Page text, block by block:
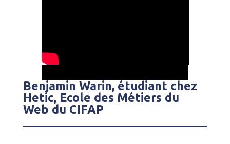
Benjamin Warin, étudiant chez
Hetic, Ecole des Métiers du
Web du CIFAP